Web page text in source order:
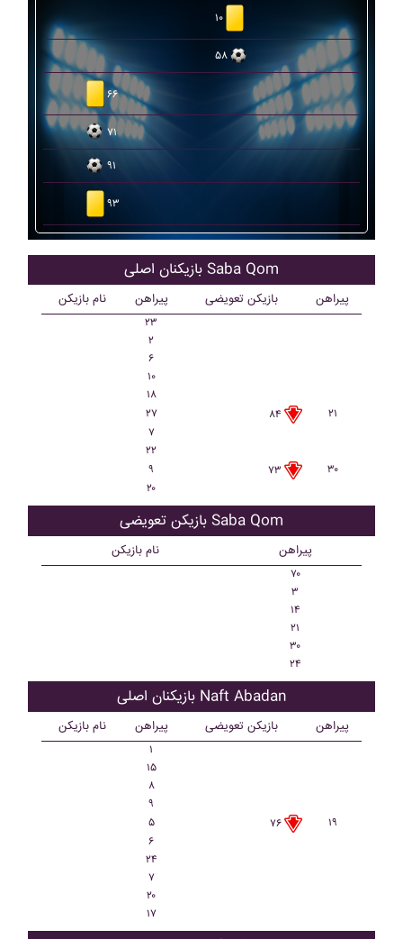
۱۰
۵۸
۶۶
۷۱
۹۱
۹۳
بازیکنان اصلی Saba Qom
نام بازیکن پیراهن بازیکن تعویضی پیراهن
۲۳
۲
۶
۱۰
۱۸
۲۷
۸۴
۲۱
۷
۲۲
۹
۷۳
۳۰
۲۰
بازیکن تعویضی Saba Qom
نام بازیکن پیراهن
۷۰
۳
۱۴
۲۱
۳۰
۲۴
بازیکنان اصلی Naft Abadan
نام بازیکن پیراهن بازیکن تعویضی پیراهن
۱
۱۵
۸
۹
۵
۷۶
۱۹
۶
۲۴
۷
۲۰
۱۷